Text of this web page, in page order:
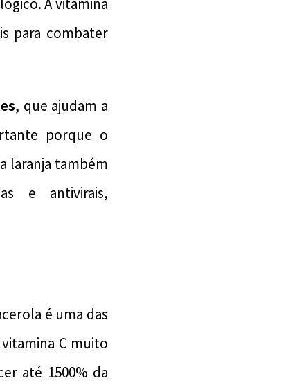
A vitamina
para combater
, que ajudam a
porque o
laranja também
e antivirais,
é uma das
C muito
até 1500% da